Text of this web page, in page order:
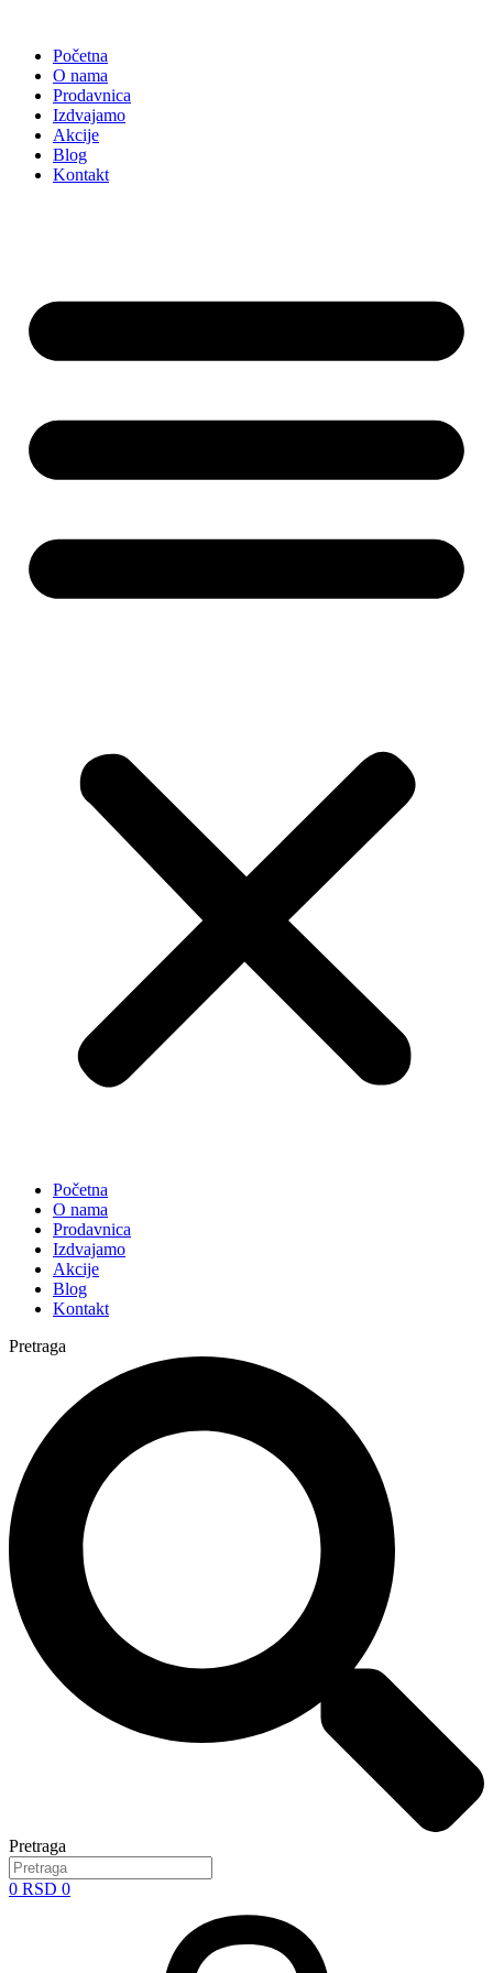
sadržajPočetna
O nama
Prodavnica
Izdvajamo
Akcije
Blog
Kontakt
Početna
O nama
Prodavnica
Izdvajamo
Akcije
Blog
Kontakt
Pretraga
Pretraga
0 RSD 0